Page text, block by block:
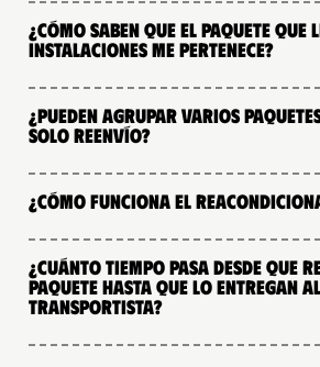
¿Cómo saben que el paquete que
instalaciones me pertenece?
¿Pueden agrupar varios
solo reenvío?
¿Cómo funciona el
¿Cuánto tiempo pasa desde que
paquete hasta que lo entregan al
transportista?